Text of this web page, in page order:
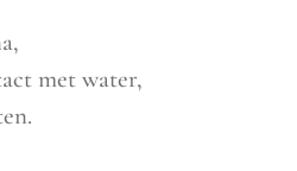
met water,